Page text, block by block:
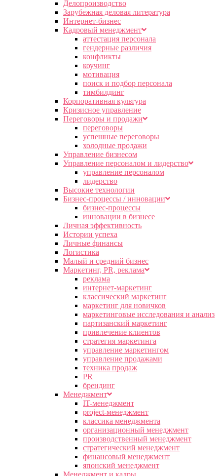
Делопроизводство
Зарубежная деловая литература
Интернет-бизнес
Кадровый менеджмент
аттестация персонала
гендерные различия
конфликты
коучинг
мотивация
поиск и подбор персонала
тимбилдинг
Корпоративная культура
Кризисное управление
Переговоры и продажи
переговоры
успешные переговоры
холодные продажи
Управление бизнесом
Управление персоналом и лидерство
управление персоналом
лидерство
Высокие технологии
Бизнес-процессы / инновации
бизнес-процессы
инновации в бизнесе
Личная эффективность
Истории успеха
Личные финансы
Логистика
Малый и средний бизнес
Маркетинг, PR, реклама
реклама
интернет-маркетинг
классический маркетинг
маркетинг для новичков
маркетинговые исследования и анализ
партизанский маркетинг
привлечение клиентов
стратегия маркетинга
управление маркетингом
управление продажами
техника продаж
PR
брендинг
Менеджмент
IT-менеджмент
project-менеджмент
классика менеджмента
организационный менеджмент
производственный менеджмент
стратегический менеджмент
финансовый менеджмент
японский менеджмент
Менеджмент и кадры